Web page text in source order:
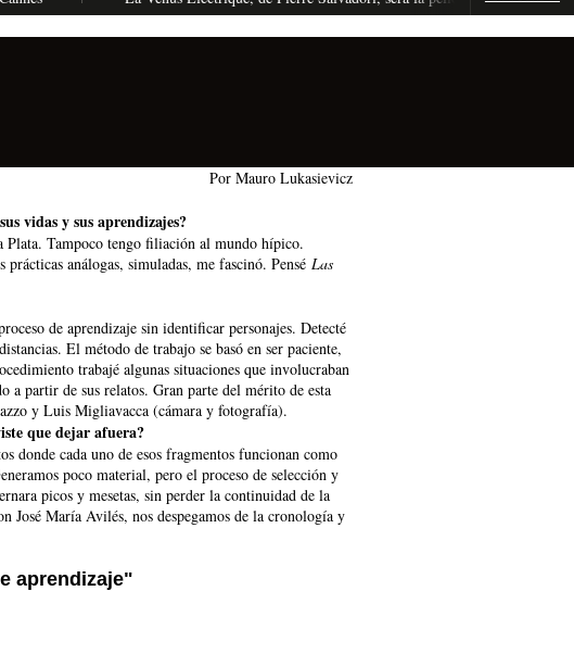
Por Mauro Lukasievicz
vidas y sus aprendizajes?
Tampoco tengo filiación al mundo hípico.
análogas, simuladas, me fascinó. Pensé Las
de aprendizaje sin identificar personajes. Detecté
El método de trabajo se basó en ser paciente,
trabajé algunas situaciones que involucraban
partir de sus relatos. Gran parte del mérito de esta
y Luis Migliavacca (cámara y fotografía).
que dejar afuera?
donde cada uno de esos fragmentos funcionan como
poco material, pero el proceso de selección y
picos y mesetas, sin perder la continuidad de la
José María Avilés, nos despegamos de la cronología y
aprendizaje"